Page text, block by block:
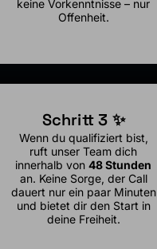
keine Vorkenntnisse – nur
Offenheit.
Schritt 3 ✨
Wenn du qualifiziert bist,
ruft unser Team dich
innerhalb von48 Stunden
an. Keine Sorge, der Call
dauert nur ein paar Minuten
und bietet dir den Start in
deine Freiheit.